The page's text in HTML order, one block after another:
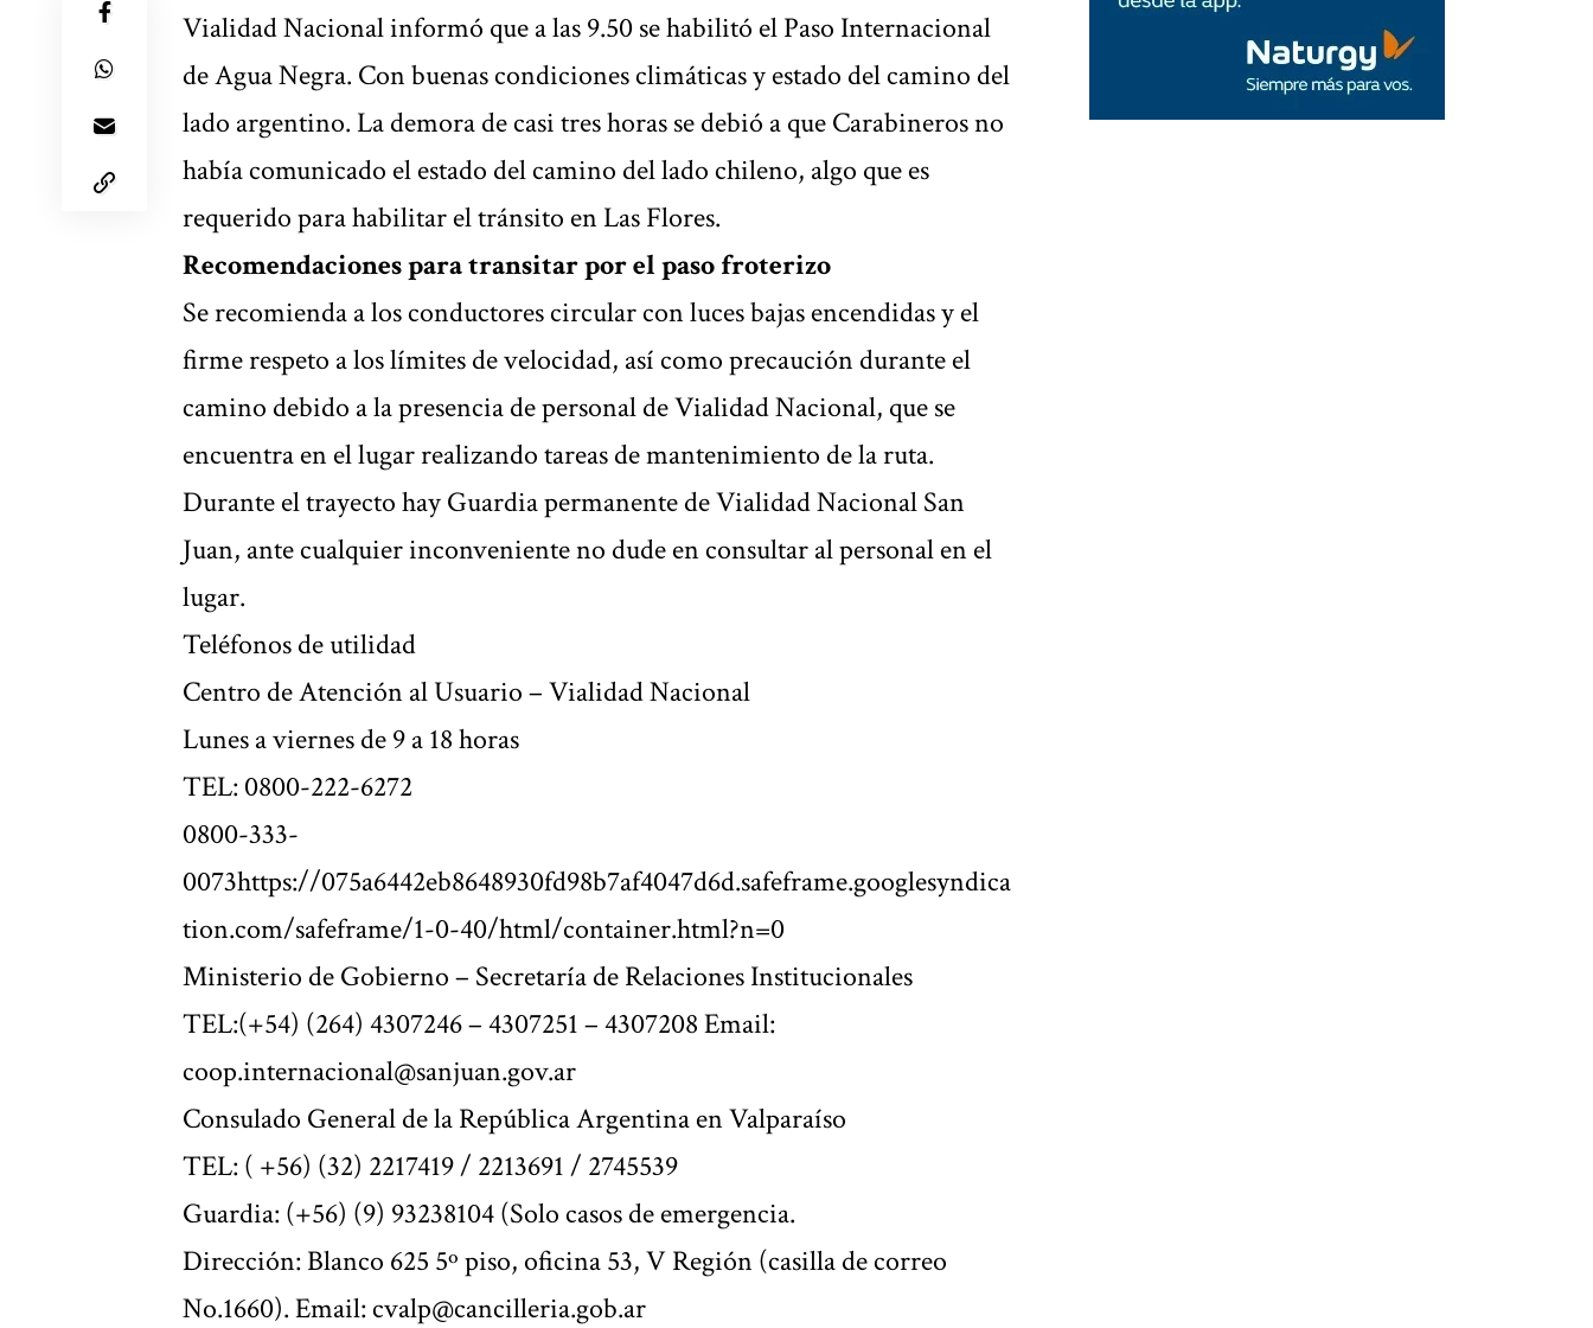
Vialidad Nacional informó que a las 9.50 se habilitó el Paso Internacional
de Agua Negra. Con buenas condiciones climáticas y estado del camino del
lado argentino. La demora de casi tres horas se debió a que Carabineros no
había comunicado el estado del camino del lado chileno, algo que es
requerido para habilitar el tránsito en Las Flores.
Recomendaciones para transitar por el paso froterizo
Se recomienda a los conductores circular con luces bajas encendidas y el
firme respeto a los límites de velocidad, así como precaución durante el
camino debido a la presencia de personal de Vialidad Nacional, que se
encuentra en el lugar realizando tareas de mantenimiento de la ruta.
Durante el trayecto hay Guardia permanente de Vialidad Nacional San
Juan, ante cualquier inconveniente no dude en consultar al personal en el
lugar.
Teléfonos de utilidad
Centro de Atención al Usuario – Vialidad Nacional
Lunes a viernes de 9 a 18 horas
TEL: 0800-222-6272
0800-333-
0073https://075a6442eb8648930fd98b7af4047d6d.safeframe.googlesyndica
tion.com/safeframe/1-0-40/html/container.html?n=0
Ministerio de Gobierno – Secretaría de Relaciones Institucionales
TEL:(+54) (264) 4307246 – 4307251 – 4307208 Email:
coop.internacional@sanjuan.gov.ar
Consulado General de la República Argentina en Valparaíso
TEL: ( +56) (32) 2217419 / 2213691 / 2745539
Guardia: (+56) (9) 93238104 (Solo casos de emergencia.
Dirección: Blanco 625 5º piso, oficina 53, V Región (casilla de correo
No.1660). Email: cvalp@cancilleria.gob.ar